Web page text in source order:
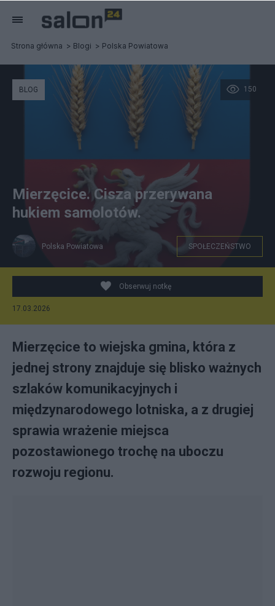
Strona główna Blogi Polska Powiatowa
150
BLOG
Mierzęcice. Cisza przerywana
hukiem samolotów.
Polska Powiatowa SPOŁECZEŃSTWO
Obserwuj notkę
17.03.2026
Mierzęcice to wiejska gmina, która z
jednej strony znajduje się blisko ważnych
szlaków komunikacyjnych i
międzynarodowego lotniska, a z drugiej
sprawia wrażenie miejsca
pozostawionego trochę na uboczu
rozwoju regionu.